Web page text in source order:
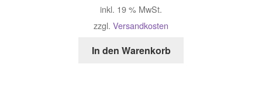
inkl. 19 % MwSt.
zzgl. Versandkosten
In den Warenkorb